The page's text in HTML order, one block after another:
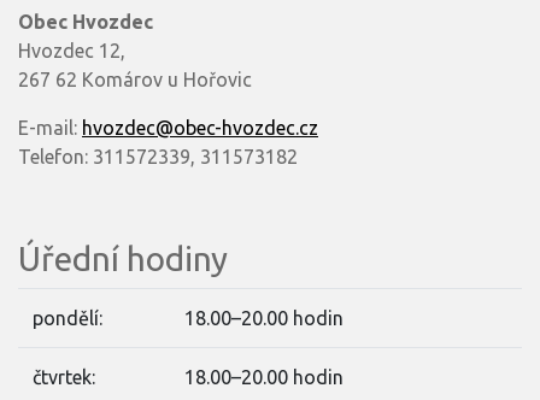
Obec Hvozdec
Hvozdec 12,
267 62 Komárov u Hořovic
E-mail: hvozdec@obec-hvozdec.cz
Telefon: 311572339, 311573182
Úřední hodiny
pondělí: 18.00–20.00 hodin
čtvrtek: 18.00–20.00 hodin